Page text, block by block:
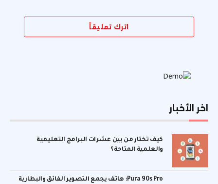
اترك تعليقاً
اخر الأخبار
كيف تختار من بين عشرات البرامج التعليمية
والعلمية المتاحة؟
Pura 90s Pro: هاتف يجمع التصوير الفائق والبطارية